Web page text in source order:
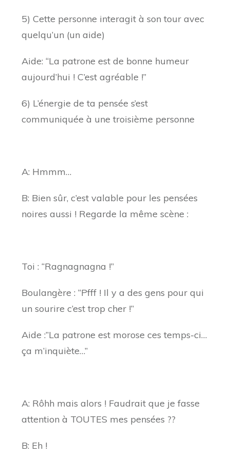
5) Cette personne interagit à son tour avec
quelqu’un (un aide)
Aide: “La patrone est de bonne humeur
aujourd’hui ! C’est agréable !”
6) L’énergie de ta pensée s’est
communiquée à une troisième personne
A: Hmmm…
B: Bien sûr, c’est valable pour les pensées
noires aussi ! Regarde la même scène :
Toi : “Ragnagnagna !”
Boulangère : “Pfff ! Il y a des gens pour qui
un sourire c’est trop cher !”
Aide :”La patrone est morose ces temps-ci…
ça m’inquiète…”
A: Rôhh mais alors ! Faudrait que je fasse
attention à TOUTES mes pensées ??
B: Eh !